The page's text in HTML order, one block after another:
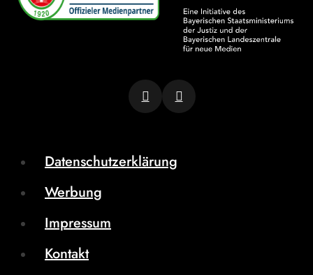
Datenschutzerklärung
Werbung
Impressum
Kontakt